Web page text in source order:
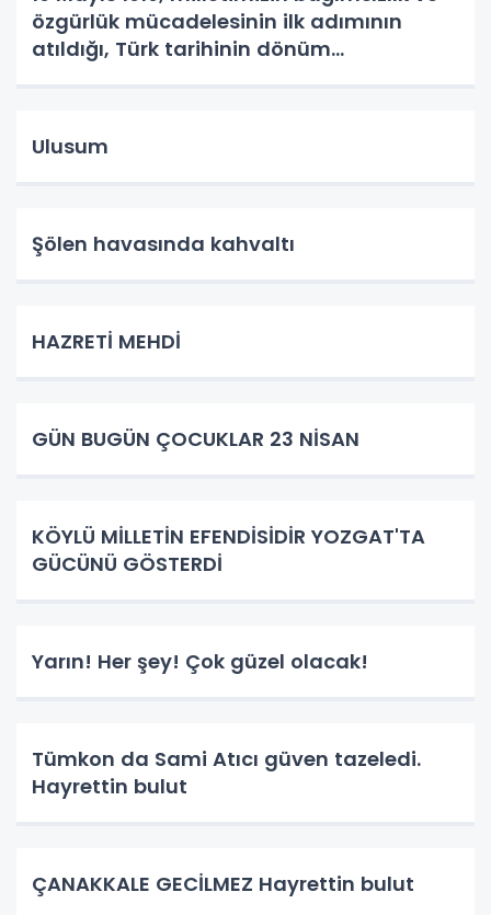
özgürlük mücadelesinin ilk adımının
atıldığı, Türk tarihinin dönüm
Ulusum
Şölen havasında kahvaltı
HAZRETİ MEHDİ
GÜN BUGÜN ÇOCUKLAR 23 NİSAN
KÖYLÜ MİLLETİN EFENDİSİDİR YOZGAT'TA
GÜCÜNÜ GÖSTERDİ
Yarın! Her şey! Çok güzel olacak!
Tümkon da Sami Atıcı güven tazeledi.
Hayrettin bulut
ÇANAKKALE GECİLMEZ Hayrettin bulut